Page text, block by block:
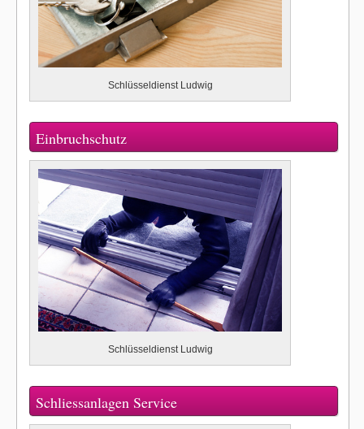
Schlüsseldienst Ludwig
Einbruchschutz
Schlüsseldienst Ludwig
Schliessanlagen Service